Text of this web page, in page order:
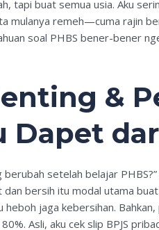
tapi buat semua usia. Aku
mulanya remeh—cuma rajin
soal PHBS bener-bener
&
Dapet
berubah setelah belajar
bersih itu modal utama
heboh jaga kebersihan.
Asli, aku cek slip BPJS